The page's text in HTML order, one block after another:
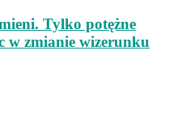
Tylko potężne
w zmianie wizerunku